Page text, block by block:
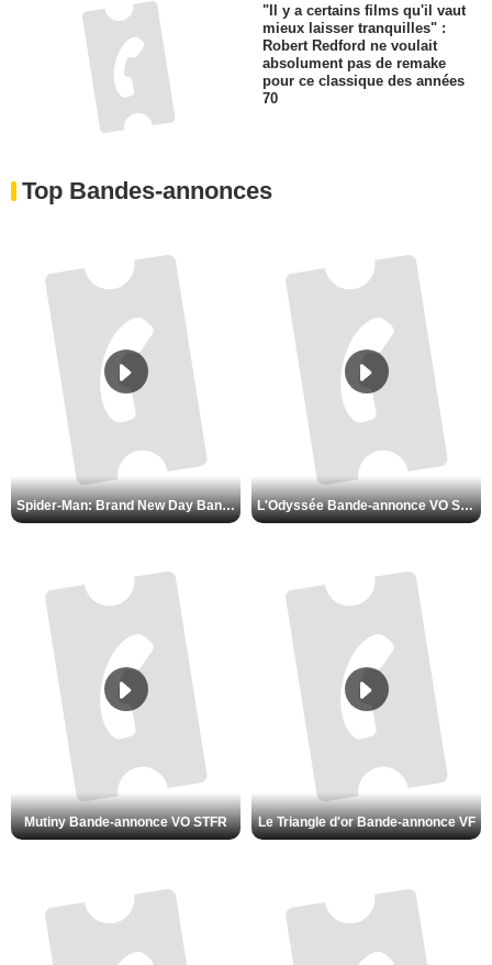
"Il y a certains films qu'il vaut
mieux laisser tranquilles" :
Robert Redford ne voulait
absolument pas de remake
pour ce classique des années
70
Top Bandes-annonces
Spider-Man: Brand New Day Bande-annonce VO STFR L'Odyssée Bande-annonce VO STFR
Mutiny Bande-annonce VO STFR Le Triangle d'or Bande-annonce VF